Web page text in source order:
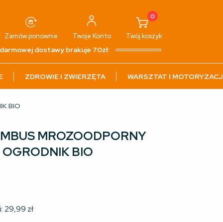
Zamów ponownie Twoje Konto
0
Twój koszyk
dostawy brakuje 70zł:
ZDROWIE I ZWIERZĘTA WARSZTAT I
BIO
MROZOODPORNY
BIO
29,99 zł